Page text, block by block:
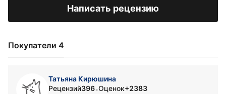
Написать рецензию
Покупатели 4
Татьяна Кирюшина
Рецензий396•Оценок+2383